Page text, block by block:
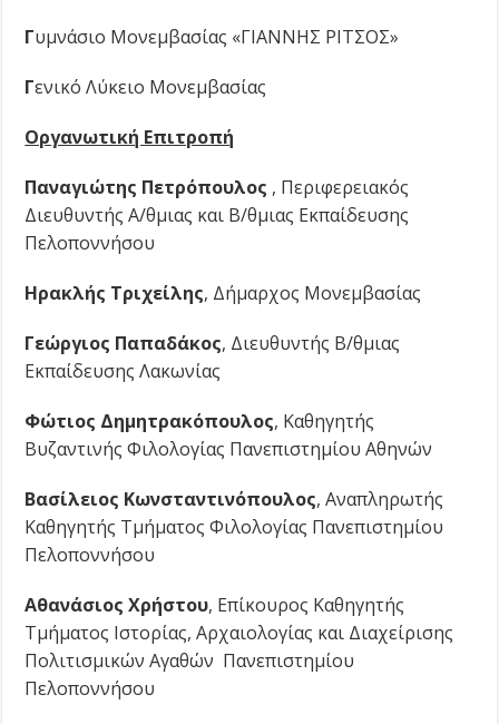
Γυμνάσιο Μονεμβασίας «ΓΙΑΝΝΗΣ ΡΙΤΣΟΣ»
Γενικό Λύκειο Μονεμβασίας
Οργανωτική Επιτροπή
Παναγιώτης Πετρόπουλος , Περιφερειακός
Διευθυντής Α/θμιας και Β/θμιας Εκπαίδευσης
Πελοποννήσου
Ηρακλής Τριχείλης, Δήμαρχος Μονεμβασίας
Γεώργιος Παπαδάκος, Διευθυντής Β/θμιας
Εκπαίδευσης Λακωνίας
Φώτιος Δημητρακόπουλος, Καθηγητής
Βυζαντινής Φιλολογίας Πανεπιστημίου Αθηνών
Βασίλειος Κωνσταντινόπουλος, Αναπληρωτής
Καθηγητής Τμήματος Φιλολογίας Πανεπιστημίου
Πελοποννήσου
Αθανάσιος Χρήστου, Επίκουρος Καθηγητής
Τμήματος Ιστορίας, Αρχαιολογίας και Διαχείρισης
Πολιτισμικών Αγαθών Πανεπιστημίου
Πελοποννήσου